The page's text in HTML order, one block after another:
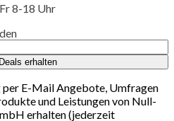
8-18 Uhr
erhalten
E-Mail Angebote, Umfragen
und Leistungen von Null-
erhalten (jederzeit